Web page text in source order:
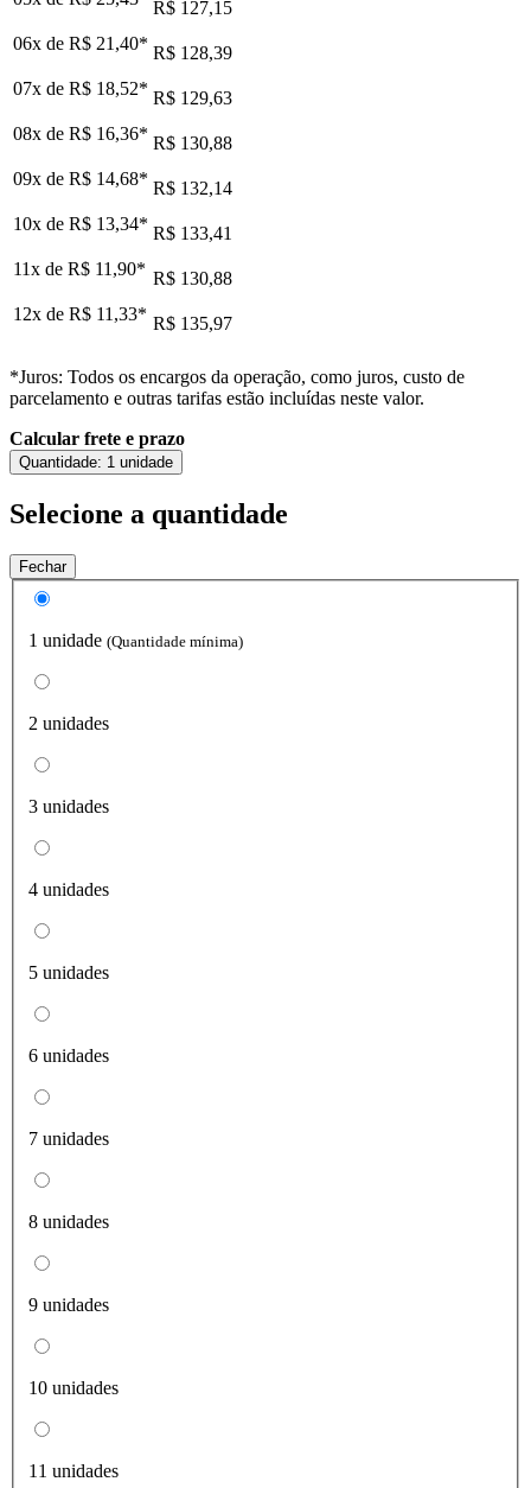
R$ 127,15
06x de R$ 21,40* R$ 128,39
07x de R$ 18,52* R$ 129,63
08x de R$ 16,36* R$ 130,88
09x de R$ 14,68* R$ 132,14
10x de R$ 13,34* R$ 133,41
11x de R$ 11,90* R$ 130,88
12x de R$ 11,33* R$ 135,97
*Juros: Todos os encargos da operação, como juros, custo de
parcelamento e outras tarifas estão incluídas neste valor.
Calcular frete e prazo
Quantidade: 1 unidade
Selecione a quantidade
Fechar
1 unidade (Quantidade mínima)
2 unidades
3 unidades
4 unidades
5 unidades
6 unidades
7 unidades
8 unidades
9 unidades
10 unidades
11 unidades